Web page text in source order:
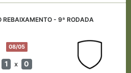
REBAIXAMENTO - 9ª RODADA
08/05
1 x 0